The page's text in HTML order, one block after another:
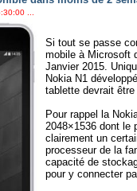
...
Si tout se passe
mobile à Microsoft
Janvier 2015.
Nokia N1
tablette devrait
Pour rappel la
2048×1536 dont le
clairement un
processeur de la
capacité de
pour y connecter